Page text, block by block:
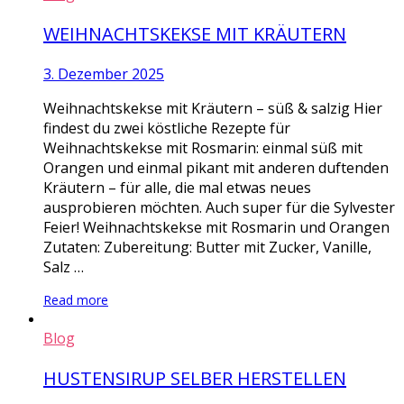
WEIHNACHTSKEKSE MIT KRÄUTERN
3. Dezember 2025
Weihnachtskekse mit Kräutern – süß & salzig Hier
findest du zwei köstliche Rezepte für
Weihnachtskekse mit Rosmarin: einmal süß mit
Orangen und einmal pikant mit anderen duftenden
Kräutern – für alle, die mal etwas neues
ausprobieren möchten. Auch super für die Sylvester
Feier! Weihnachtskekse mit Rosmarin und Orangen
Zutaten: Zubereitung: Butter mit Zucker, Vanille,
Salz …
Read more
Blog
HUSTENSIRUP SELBER HERSTELLEN